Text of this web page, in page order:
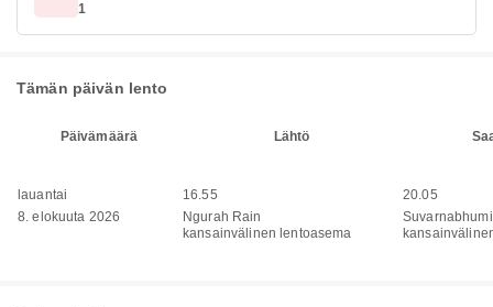
1
Tämän päivän lento
Päivämäärä Lähtö
lauantai
8. elokuuta 2026
16.55
Ngurah Rain
kansainvälinen lentoasema
20.05